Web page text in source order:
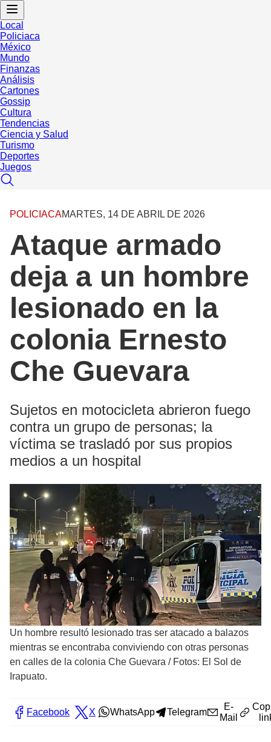
Local
Policiaca
México
Mundo
Finanzas
Análisis
Cartones
Gossip
Cultura
Tendencias
Ciencia y Salud
Turismo
Deportes
Juegos
POLICIACAMARTES, 14 DE ABRIL DE 2026
Ataque armado
deja a un hombre
lesionado en la
colonia Ernesto
Che Guevara
Sujetos en motocicleta abrieron fuego
contra un grupo de personas; la
víctima se trasladó por sus propios
medios a un hospital
Un hombre resultó lesionado tras ser atacado a balazos
mientras se encontraba conviviendo con otras personas
en calles de la colonia Che Guevara / Fotos: El Sol de
Irapuato.
Facebook X WhatsApp Telegram
E-
Mail